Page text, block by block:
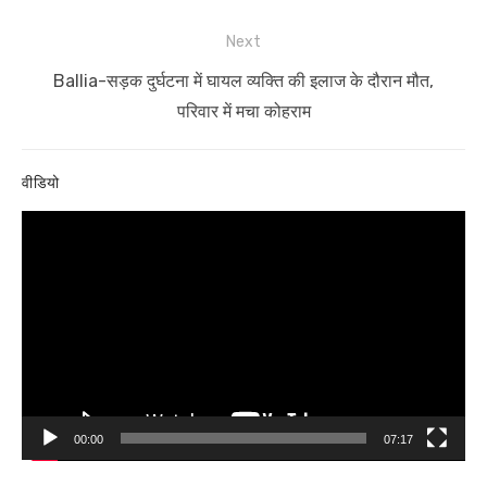
Next
NextBallia-सड़क दुर्घटना में घायल व्यक्ति की इलाज के दौरान मौत,
परिवार में मचा कोहराम
वीडियो
00:00 07:17